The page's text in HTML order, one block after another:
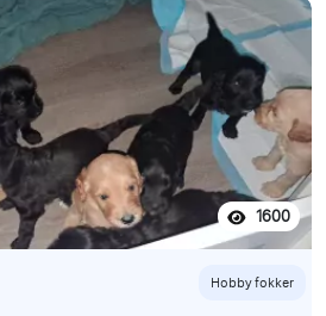
1600
Hobby fokker